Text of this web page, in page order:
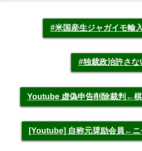
#米国産生ジャガイモ輸
#独裁政治許さな
Youtube 虚偽申告削除裁判←棋
[Youtube] 自称元奨励会員←ニ